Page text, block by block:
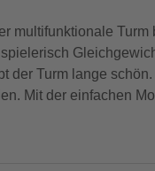
multifunktionale
der Turm lange
Mit der einfachen